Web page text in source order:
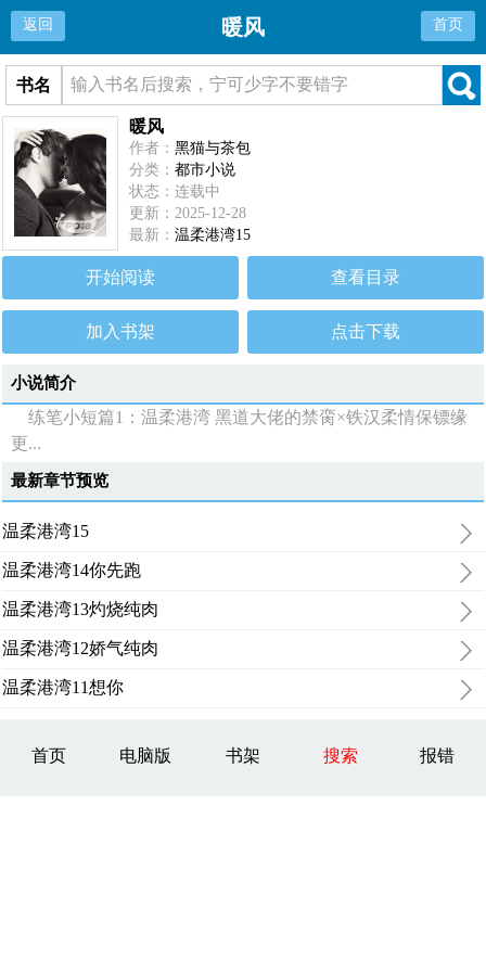
返回 暖风 首页
书名
暖风
作者：黑猫与茶包
分类：都市小说
状态：连载中
更新：2025-12-28
最新：温柔港湾15
开始阅读 查看目录
加入书架 点击下载
小说简介
练笔小短篇1：温柔港湾 黑道大佬的禁脔×铁汉柔情保镖缘
更...
最新章节预览
温柔港湾15
温柔港湾14你先跑
温柔港湾13灼烧纯肉
温柔港湾12娇气纯肉
温柔港湾11想你
首页 电脑版 书架 搜索 报错